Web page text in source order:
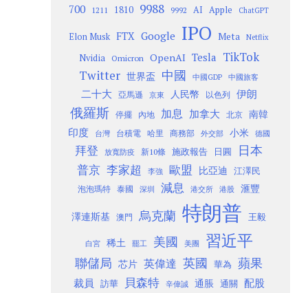
700 1211 1810 9988 9992 AI Apple ChatGPT
Elon Musk FTX Google IPO Meta Netflix
Nvidia Omicron OpenAI Tesla TikTok
Twitter 世界盃 中國 中國GDP 中國旅客
二十大 亞馬遜 京東 人民幣 以色列 伊朗
俄羅斯 停擺 內地 加息 加拿大 北京
南韓
印度
台灣 台積電 哈里 商務部 外交部 小米 德國
拜登 放寬防疫 新10條 施政報告 日圓 日本
普京 李家超 李強 歐盟 比亞迪 江澤民
泡泡瑪特 泰國 深圳 減息 港交所 港股 滙豐
澤連斯基 澳門 烏克蘭 特朗普 王毅
白宮 稀土 罷工 美國 美團 習近平
聯儲局 芯片 英偉達 英國 華為 蘋果
裁員 訪華 貝森特 辛偉誠 通脹 通關 配股